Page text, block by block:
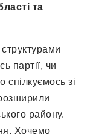
та
партії, чи
спілкуємось зі
району.
Хочемо